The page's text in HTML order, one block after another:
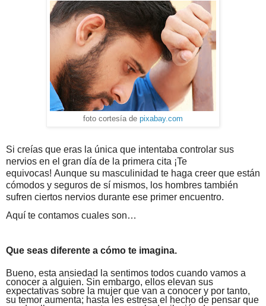
foto cortesía de pixabay.com
Si creías que eras la única que intentaba controlar sus
nervios en el gran día de la primera cita ¡Te
equivocas! Aunque su masculinidad te haga creer que están
cómodos y seguros de sí mismos, los hombres también
sufren ciertos nervios durante ese primer encuentro.
Aquí te contamos cuales son…
Que seas diferente a cómo te imagina.
Bueno, esta ansiedad la sentimos todos cuando vamos a
conocer a alguien. Sin embargo, ellos elevan sus
expectativas sobre la mujer que van a conocer y por tanto,
su temor aumenta; hasta les estresa el hecho de pensar que